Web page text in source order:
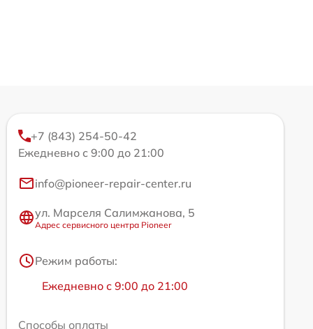
+7 (843) 254-50-42
Ежедневно с 9:00 до 21:00
info@pioneer-repair-center.ru
ул. Марселя Салимжанова, 5
Адрес сервисного центра Pioneer
Режим работы:
Ежедневно с 9:00 до 21:00
Способы оплаты